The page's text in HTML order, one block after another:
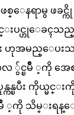
စ္ေနရာမွ ဖခင္
းပင္ဟုေခၚသ
ဟုအမည္ေပးသ
င္ၿမိဳ ့ကို အေစ
ကို ပုန္ကန္ၿပီး
ကို သိမ္းရန္ေ